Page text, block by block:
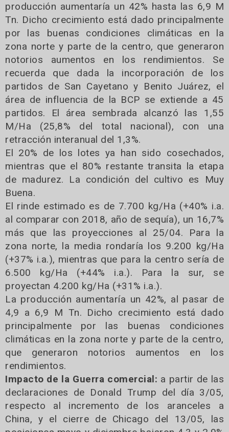
producción aumentaría un 42% hasta las 6,9 M
Tn. Dicho crecimiento está dado principalmente
por las buenas condiciones climáticas en la
zona norte y parte de la centro, que generaron
notorios aumentos en los rendimientos. Se
recuerda que dada la incorporación de los
partidos de San Cayetano y Benito Juárez, el
área de influencia de la BCP se extiende a 45
partidos. El área sembrada alcanzó las 1,55
M/Ha (25,8% del total nacional), con una
retracción interanual del 1,3%.
El 20% de los lotes ya han sido cosechados,
mientras que el 80% restante transita la etapa
de madurez. La condición del cultivo es Muy
Buena.
El rinde estimado es de 7.700 kg/Ha (+40% i.a.
al comparar con 2018, año de sequía), un 16,7%
más que las proyecciones al 25/04. Para la
zona norte, la media rondaría los 9.200 kg/Ha
(+37% i.a.), mientras que para la centro sería de
6.500 kg/Ha (+44% i.a.). Para la sur, se
proyectan 4.200 kg/Ha (+31% i.a.).
La producción aumentaría un 42%, al pasar de
4,9 a 6,9 M Tn. Dicho crecimiento está dado
principalmente por las buenas condiciones
climáticas en la zona norte y parte de la centro,
que generaron notorios aumentos en los
rendimientos.
Impacto de la Guerra comercial: a partir de las
declaraciones de Donald Trump del día 3/05,
respecto al incremento de los aranceles a
China, y el cierre de Chicago del 13/05, las